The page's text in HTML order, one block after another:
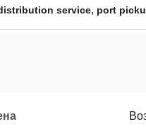
service, port